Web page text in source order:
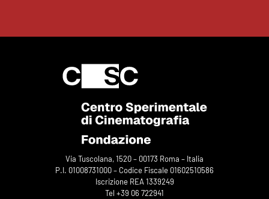
Via Tuscolana, 1520 – 00173 Roma – Italia
P.I. 01008731000 – Codice Fiscale 01602510586
Iscrizione REA 1339249
Tel +39 06 722941